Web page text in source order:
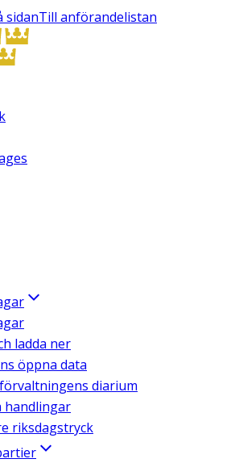
sidanTill anförandelistan
ladda ner
öppna data
diarium
handlingar
riksdagstryck